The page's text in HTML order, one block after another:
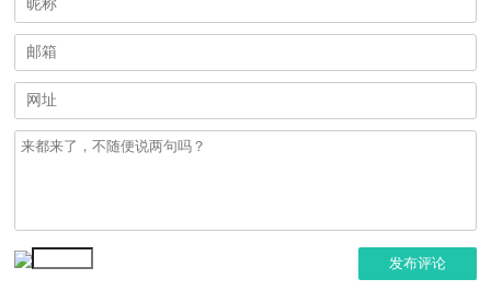
发布评论